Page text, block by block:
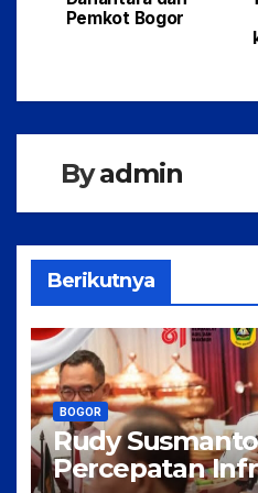
o
k
p
Pemkot Bogor
Byadmin
Berikutnya
BOGOR
Rudy
Percepatan